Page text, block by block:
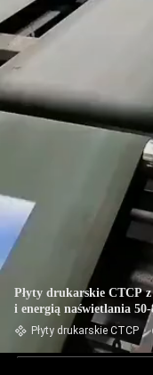
Płyty drukarskie CTCP
i energią naświetlania
offsetowego
Płyty drukarskie CTCP